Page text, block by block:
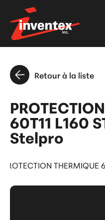
Retour à la liste
60T11 L160
Stelpro
PROTECTION